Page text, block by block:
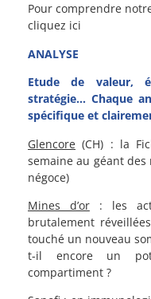
Pour comprendre
cliquez ici
ANALYSE
Etude de valeur,
stratégie… Chaque
spécifique et
Glencore (CH) : la
semaine au géant
négoce)
Mines d’or: les
brutalement
touché un nouveau
t-il encore un
compartiment ?